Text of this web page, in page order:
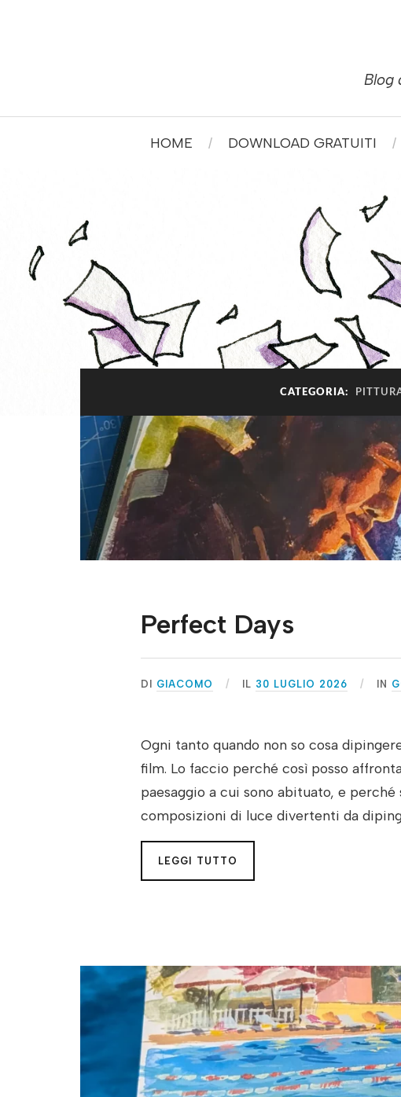
Blog
HOME DOWNLOAD GRATUITI
CATEGORIA:
Perfect Days
DI GIACOMO IL 30 LUGLIO 2026 IN
Ogni tanto quando non so cosa
film. Lo faccio perché così posso
paesaggio a cui sono abituato, e
composizioni di luce divertenti da
LEGGI TUTTO